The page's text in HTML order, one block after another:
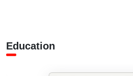
Education